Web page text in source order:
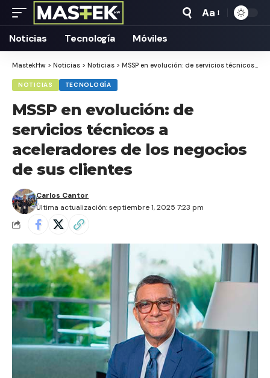
Tamaño
Aa
Noticias Tecnología Móviles
MastekHw > Noticias > Noticias > MSSP en evolución: de servicios técnicos a aceleradores de los negocios de sus clientes
NOTICIAS TECNOLOGÍA
MSSP en evolución: de
servicios técnicos a
aceleradores de los negocios
de sus clientes
Última actualización: septiembre 1, 2025 7:23 pm
Carlos Cantor